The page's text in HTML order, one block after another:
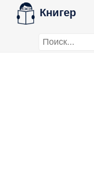
Книгер